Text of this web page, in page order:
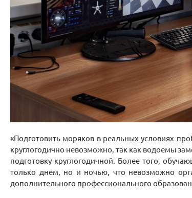
«Подготовить моряков в реальных условиях
круглогодично невозможно, так как водоемы
подготовку круглогодичной. Более того,
только днем, но и ночью, что невозможно
дополнительного профессионального